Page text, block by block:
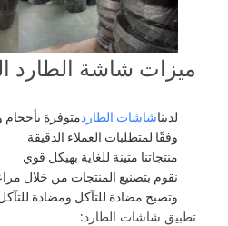
ميزات شاشة الطارد
لديناشاشات الطاردمتوفرة
وفقًا لمتطلبات العملاء الدقيقة
منتجاتنا متينة للغاية بهيكل قوي
نقوم بتصنيع المنتجات من خلال
وتصبح مضادة للتآكل ومضادة للتآكل
تطبيق شاشات الطارد: